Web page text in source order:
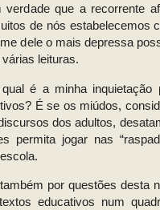
que a recorrente
de nós estabelecemos
dele o mais depressa
leituras.
é a minha inquietação
É se os miúdos,
dos adultos,
permita jogar nas
por questões desta
educativos num